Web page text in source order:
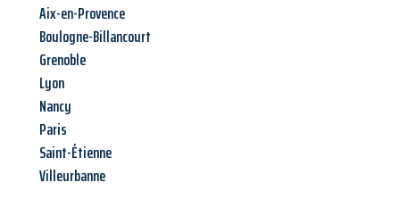
Aix-en-Provence
Boulogne-Billancourt
Grenoble
Lyon
Nancy
Paris
Saint-Étienne
Villeurbanne